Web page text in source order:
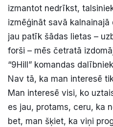
izmantot nedrīkst,
izmēģināt savā kalnainajā
jau patīk šādas lietas –
forši – mēs četratā
“9Hill” komandas
Nav tā, ka man interesē
Man interesē visi, ko
es jau, protams, ceru, ka
bet, man šķiet, ka viņi